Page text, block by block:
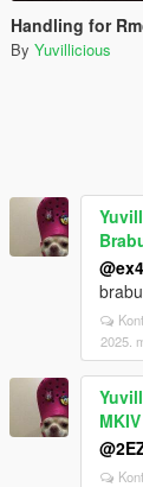
Handling for Rmod's Toyota Supra
By Yuvillicious
2025.
MKIV